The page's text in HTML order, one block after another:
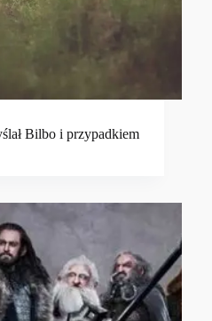
Bilbo i przypadkiem